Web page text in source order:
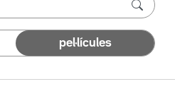
pel·lícules